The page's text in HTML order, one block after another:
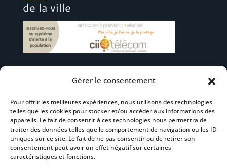
Gérer le consentement
Pour offrir les meilleures expériences, nous utilisons des technologies
telles que les cookies pour stocker et/ou accéder aux informations des
appareils. Le fait de consentir à ces technologies nous permettra de
traiter des données telles que le comportement de navigation ou les ID
uniques sur ce site. Le fait de ne pas consentir ou de retirer son
consentement peut avoir un effet négatif sur certaines
caractéristiques et fonctions.
de la ville
Suivez-nous
S’abonner à la newsletter